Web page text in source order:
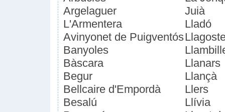
Argelaguer
L'Armentera
Avinyonet de Puigventós
Banyoles
Bàscara
Begur
Bellcaire d'Empordà
Besalú
Juià
Lladó
Llanars
Llançà
Llers
Llívia